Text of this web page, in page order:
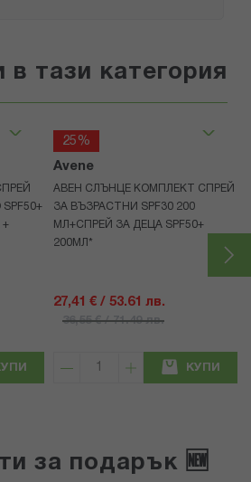
в тази категория
+
25%
Avene
АВЕН СЛЪНЦЕ КОМПЛЕКТ СПРЕЙ
ЗА ВЪЗРАСТНИ SPF30 200
МЛ+СПРЕЙ ЗА ДЕЦА SPF50+
200МЛ*
27,41 € / 53.61 лв.
36,55 € / 71.49 лв.
КУПИ
за подарък 🆕